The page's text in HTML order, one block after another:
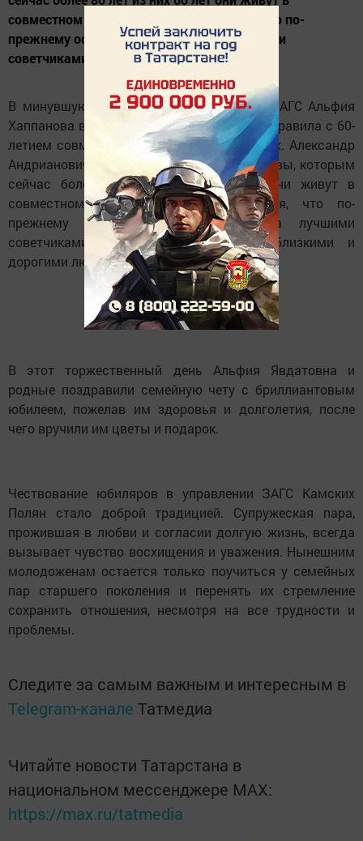
совместном браке. Супруги признаются, что по-
прежнему остаются друг для друга лучшими
советчиками, помощниками, самыми...
В минувшую пятницу начальник отдела ЗАГС Альфия
Хаппанова в праздничной обстановке поздравила с 60-
летием совместной жизни чету Башуровых. Александр
Андрианович и Мария Васильевна Башуровы, которым
сейчас более 80 лет из них 60 лет они живут в
совместном браке. Супруги признаются, что по-
прежнему остаются друг для друга лучшими
советчиками, помощниками, самыми близкими и
дорогими людьми.
В этот торжественный день Альфия Явдатовна и
родные поздравили семейную чету с бриллиантовым
юбилеем, пожелав им здоровья и долголетия, после
чего вручили им цветы и подарок.
Чествование юбиляров в управлении ЗАГС Камских
Полян стало доброй традицией. Супружеская пара,
прожившая в любви и согласии долгую жизнь, всегда
вызывает чувство восхищения и уважения. Нынешним
молодоженам остается только поучиться у семейных
пар старшего поколения и перенять их стремление
сохранить отношения, несмотря на все трудности и
проблемы.
Следите за самым важным и интересным в
Telegram-канале Татмедиа
Читайте новости Татарстана в
национальном мессенджере MАХ:
https://max.ru/tatmedia